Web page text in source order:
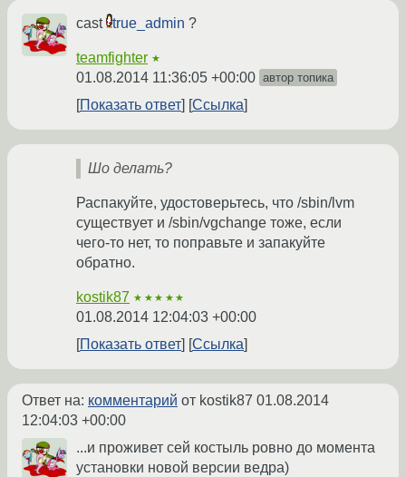
cast true_admin ?
teamfighter ★
01.08.2014 11:36:05 +00:00 автор топика
Показать ответ Ссылка
Шо делать?
Распакуйте, удостоверьтесь, что /sbin/lvm
существует и /sbin/vgchange тоже, если
чего-то нет, то поправьте и запакуйте
обратно.
kostik87 ★★★★★
01.08.2014 12:04:03 +00:00
Показать ответ
Ссылка
Ответ на: комментарий от kostik87 01.08.2014
12:04:03 +00:00
...и проживет сей костыль ровно до момента
установки новой версии ведра)